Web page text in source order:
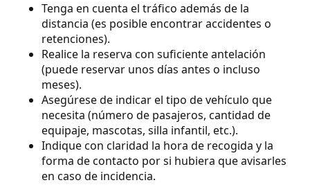
Tenga en cuenta el tráfico además de la
distancia (es posible encontrar accidentes o
retenciones).
Realice la reserva con suficiente antelación
(puede reservar unos días antes o incluso
meses).
Asegúrese de indicar el tipo de vehículo que
necesita (número de pasajeros, cantidad de
equipaje, mascotas, silla infantil, etc.).
Indique con claridad la hora de recogida y la
forma de contacto por si hubiera que avisarles
en caso de incidencia.